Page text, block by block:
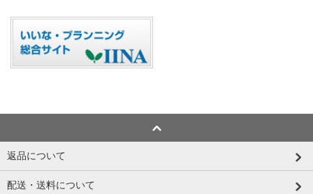
返品について
配送・送料について